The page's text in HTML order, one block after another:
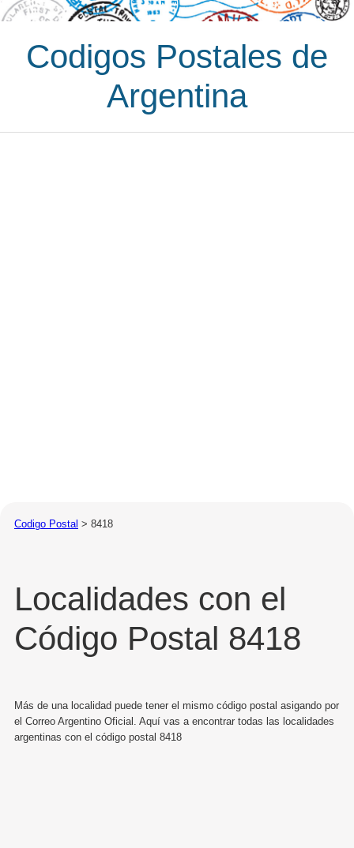
Codigos Postales de
Argentina
Codigo Postal > 8418
Localidades con el
Código Postal 8418
Más de una localidad puede tener el mismo código postal asigando por
el Correo Argentino Oficial. Aquí vas a encontrar todas las localidades
argentinas con el código postal 8418